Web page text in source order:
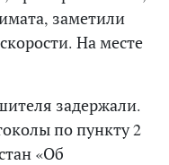
заметили
На месте
задержали.
по пункту 2
«Об